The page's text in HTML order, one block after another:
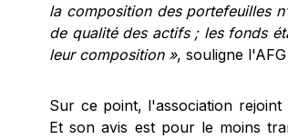
la composition des portefeuilles
de qualité des actifs ; les fonds
leur composition », souligne
Sur ce point, l'association rejoint
Et son avis est pour le moins